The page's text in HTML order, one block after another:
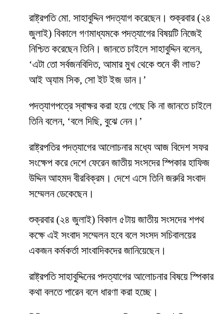
রাষ্ট্রপতি মো. সাহাবুদ্দিন পদত্যাগ করেছেন। শুক্রবার (২৪
জুলাই) বিকালে গণমাধ্যমকে পদত্যাগের বিষয়টি নিজেই
নিশ্চিত করেছেন তিনি। জানতে চাইলে সাহাবুদ্দিন বলেন,
‘এটা তো সর্বজনবিদিত, আমার মুখ থেকে শুনে কী লাভ?
আই অ্যাম সিক, সো ইট ইজ ডান।’
পদত্যাগপত্রে স্বাক্ষর করা হয়ে গেছে কি না জানতে চাইলে
তিনি বলেন, ‘বলে দিছি, বুঝে নেন।’
রাষ্ট্রপতির পদত্যাগের আলোচনার মধ্যে আজ বিদেশ সফর
সংক্ষেপ করে দেশে ফেরেন জাতীয় সংসদের স্পিকার হাফিজ
উদ্দিন আহমদ বীরবিক্রম। দেশে এসে তিনি জরুরি সংবাদ
সম্মেলন ডেকেছেন।
শুক্রবার (২৪ জুলাই) বিকাল ৫টায় জাতীয় সংসদের শপথ
কক্ষে এই সংবাদ সম্মেলন হবে বলে সংসদ সচিবালয়ের
একজন কর্মকর্তা সাংবাদিকদের জানিয়েছেন।
রাষ্ট্রপতি সাহাবুদ্দিনের পদত্যাগের আলোচনার বিষয়ে স্পিকার
কথা বলতে পারেন বলে ধারণা করা হচ্ছে।